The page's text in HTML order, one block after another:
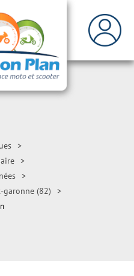
>
>
>
garonne (82)
>